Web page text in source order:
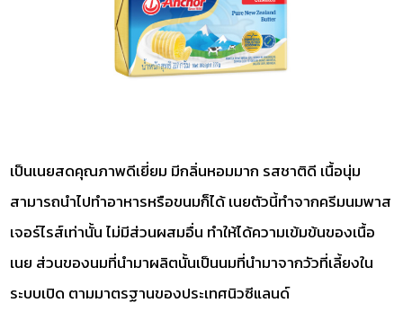
เป็นเนยสดคุณภาพดีเยี่ยม มีกลิ่นหอมมาก รสชาติดี เนื้อนุ่ม
สามารถนำไปทำอาหารหรือขนมก็ได้ เนยตัวนี้ทำจากครีมนมพาส
เจอร์ไรส์เท่านั้น ไม่มีส่วนผสมอื่น ทำให้ได้ความเข้มข้นของเนื้อ
เนย ส่วนของนมที่นำมาผลิตนั้นเป็นนมที่นำมาจากวัวที่เลี้ยงใน
ระบบเปิด ตามมาตรฐานของประเทศนิวซีแลนด์